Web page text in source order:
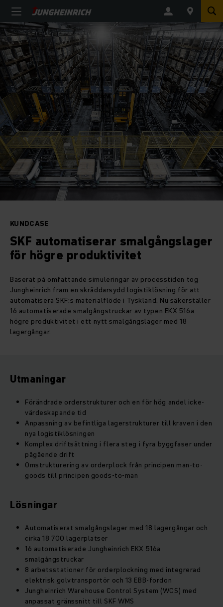
KUNDCASE
SKF automatiserar smalgångslager
för högre produktivitet
Baserat på omfattande simuleringar av processtiden tog
Jungheinrich fram en skräddarsydd logistiklösning för att
automatisera SKF:s materialflöde i Tyskland. Nu säkerställer
16 automatiserade smalgångstruckar av typen EKX 516a
högre produktivitet i ett nytt smalgångslager med 18
lagergångar.
Utmaningar
Förändrade orderstrukturer och en för hög andel icke-
värdeskapande tid
Anpassning av befintliga lagerstrukturer till kraven i den
nya logistiklösningen
Komplex driftsättning i flera steg i fyra byggfaser under
pågående drift
Omstrukturering av orderplock från principen man-to-
goods till principen goods-to-man
Lösningar
Automatiserat smalgångslager med 18 lagergångar och
cirka 18 700 lagerplatser
16 automatiserade Jungheinrich EKX 516a
smalgångstruckar
8 arbetsstationer för orderplockning med integrerad
elektrisk golvtransportör och 13 EBB-fordon
Jungheinrich Warehouse Control System (WCS) med
anpassat gränssnitt till SKF WMS